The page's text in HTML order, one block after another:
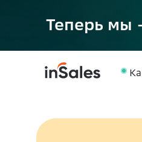
Теперь мы